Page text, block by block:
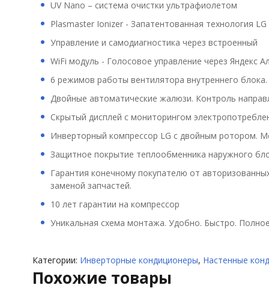
UV Nano – система очистки ультрафиолетом
Plasmaster Ionizer - Запатентованная технология
Управление и самодиагностика через встроенный
WiFi модуль - Голосовое управление через Яндекс
6 режимов работы вентилятора внутреннего
Двойные автоматические жалюзи. Контроль
Скрытый дисплей с мониторингом
Инверторный компрессор LG с двойным ротором.
Защитное покрытие теплообменника наружного
Гарантия конечному покупателю от
заменой запчастей.
10 лет гарантии на компрессор
Уникальная схема монтажа. Удобно. Быстро.
Категории: Инверторные кондиционеры, Настенные
Похожие товары